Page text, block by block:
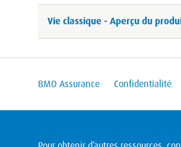
Vie classique - Aperçu du
BMO Assurance Confidentialité